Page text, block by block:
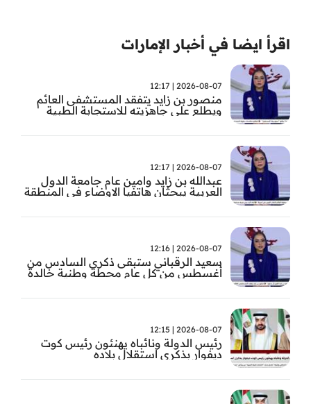
اقرأ ايضا في أخبار الإمارات
2026-08-07 | 12:17
منصور بن زايد يتفقد المستشفى العائم
ويطلع على جاهزيته للاستجابة الطبية
2026-08-07 | 12:17
عبدالله بن زايد وامين عام جامعة الدول
العربية يبحثان هاتفيا الاوضاع في المنطقة
2026-08-07 | 12:16
سعيد الرقباني ستبقى ذكرى السادس من
أغسطس من كل عام محطة وطنية خالدة
الوالد المؤسس
2026-08-07 | 12:15
رئيس الدولة ونائباه يهنئون رئيس كوت
ديفوار بذكرى استقلال بلاده